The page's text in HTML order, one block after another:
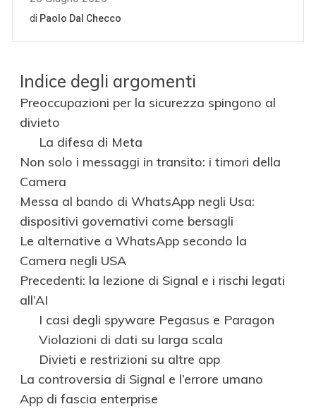
Indice degli argomenti
Preoccupazioni per la sicurezza spingono al
divieto
La difesa di Meta
Non solo i messaggi in transito: i timori della
Camera
Messa al bando di WhatsApp negli Usa:
dispositivi governativi come bersagli
Le alternative a WhatsApp secondo la
Camera negli USA
Precedenti: la lezione di Signal e i rischi legati
all’AI
I casi degli spyware Pegasus e Paragon
Violazioni di dati su larga scala
Divieti e restrizioni su altre app
La controversia di Signal e l’errore umano
App di fascia enterprise